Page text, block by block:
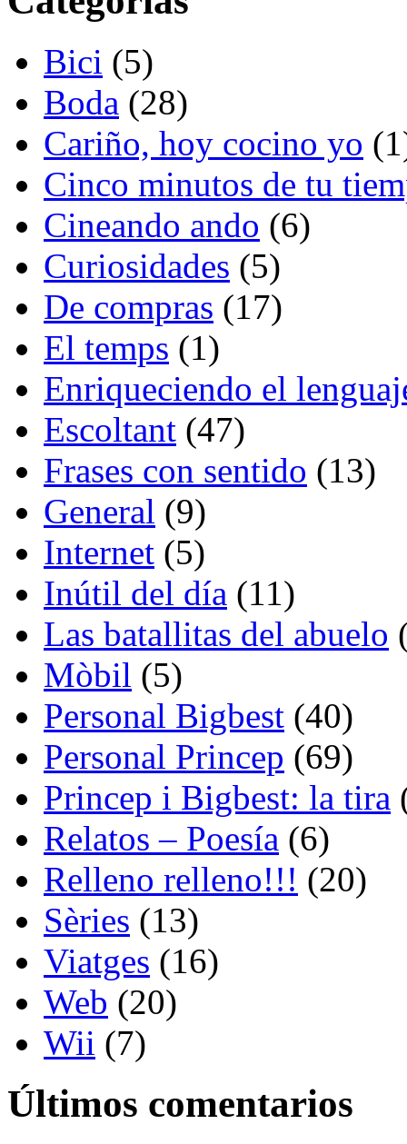
Bici (5)
Boda (28)
Cariño, hoy cocino yo
Cinco minutos de tu
Cineando ando (6)
Curiosidades (5)
De compras (17)
El temps (1)
Enriqueciendo el
Escoltant (47)
Frases con sentido (13)
General (9)
Internet (5)
Inútil del día (11)
Las batallitas del abuelo
Mòbil (5)
Personal Bigbest (40)
Personal Princep (69)
Princep i Bigbest: la tira
Relatos – Poesía (6)
Relleno relleno!!! (20)
Sèries (13)
Viatges (16)
Web (20)
Wii (7)
Últimos comentarios